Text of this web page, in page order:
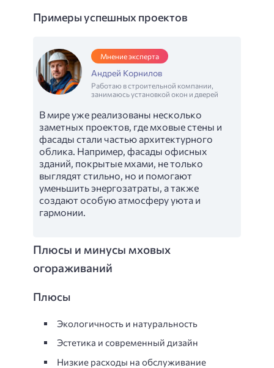
Примеры успешных проектов
Мнение эксперта
Андрей Корнилов
Работаю в строительной компании,
занимаюсь установкой окон и дверей
В мире уже реализованы несколько
заметных проектов, где мховые стены и
фасады стали частью архитектурного
облика. Например, фасады офисных
зданий, покрытые мхами, не только
выглядят стильно, но и помогают
уменьшить энергозатраты, а также
создают особую атмосферу уюта и
гармонии.
Плюсы и минусы мховых
огораживаний
Плюсы
Экологичность и натуральность
Эстетика и современный дизайн
Низкие расходы на обслуживание